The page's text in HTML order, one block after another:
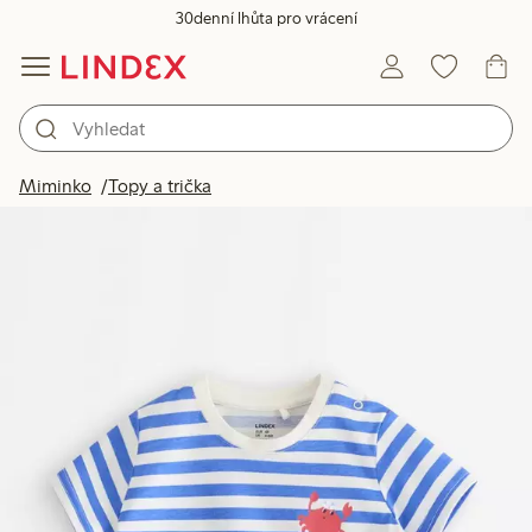
30denní lhůta pro vrácení
Miminko Topy a trička